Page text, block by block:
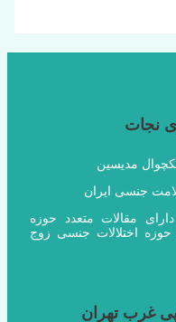
نجات
مدیسین
جنسی ایران
مقالات متعدد حوزه
اختلالات جنسی زوج
غرب تهران